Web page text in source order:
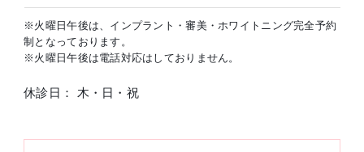
※火曜日午後は、インプラント・審美・ホワイトニング完全予約
制となっております。
※火曜日午後は電話対応はしておりません。
休診日： 木・日・祝